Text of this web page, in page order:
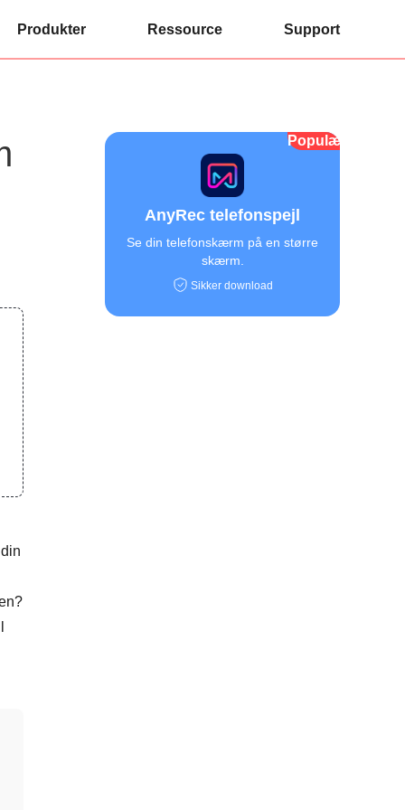
Produkter Ressource Support
Populær
AnyRec telefonspejl
Se din telefonskærm på en større
skærm.
Sikker download